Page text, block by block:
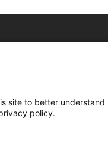
site to better
policy.